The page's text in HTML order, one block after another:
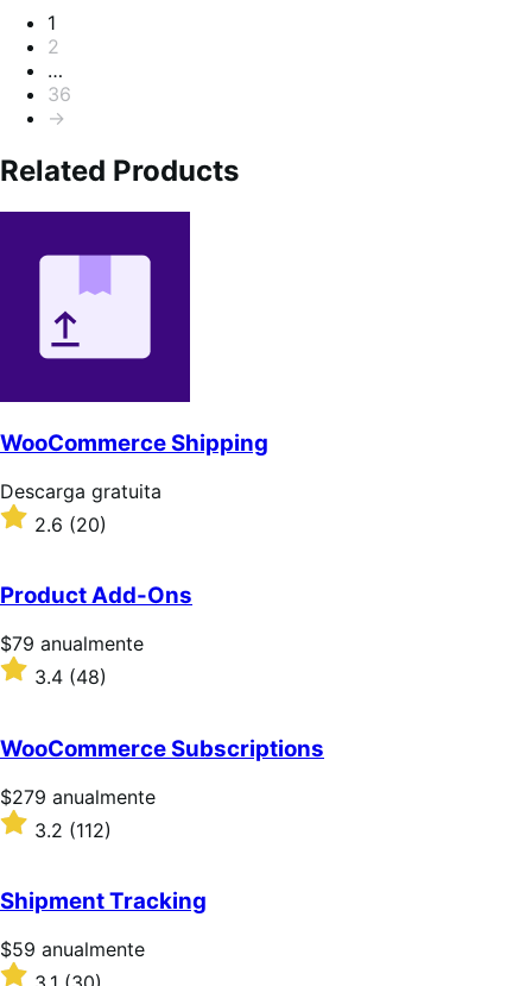
Paginación
1
2
…
36
→
Related Products
WooCommerce Shipping
Descarga
gratuita
Descarga gratuita
Valoración:
2.6
5
estrellas
2.6 (20)
Product Add-Ons
Precio:
$79/anualmente
$79 anualmente
Valoración:
5
estrellas
3.4 (48)
WooCommerce Subscriptions
Precio:
$279/anualmente
$279 anualmente
Valoración:
3.2
5
estrellas
3.2 (112)
Shipment Tracking
Precio:
$59/anualmente
$59 anualmente
Valoración: